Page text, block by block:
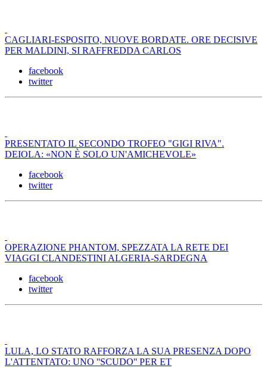
CAGLIARI-ESPOSITO, NUOVE BORDATE. ORE DECISIVE
PER MALDINI, SI RAFFREDDA CARLOS
facebook
twitter
PRESENTATO IL SECONDO TROFEO "GIGI RIVA".
DEIOLA: «NON È SOLO UN'AMICHEVOLE»
facebook
twitter
OPERAZIONE PHANTOM, SPEZZATA LA RETE DEI
VIAGGI CLANDESTINI ALGERIA-SARDEGNA
facebook
twitter
LULA, LO STATO RAFFORZA LA SUA PRESENZA DOPO
L'ATTENTATO: UNO ''SCUDO'' PER ET